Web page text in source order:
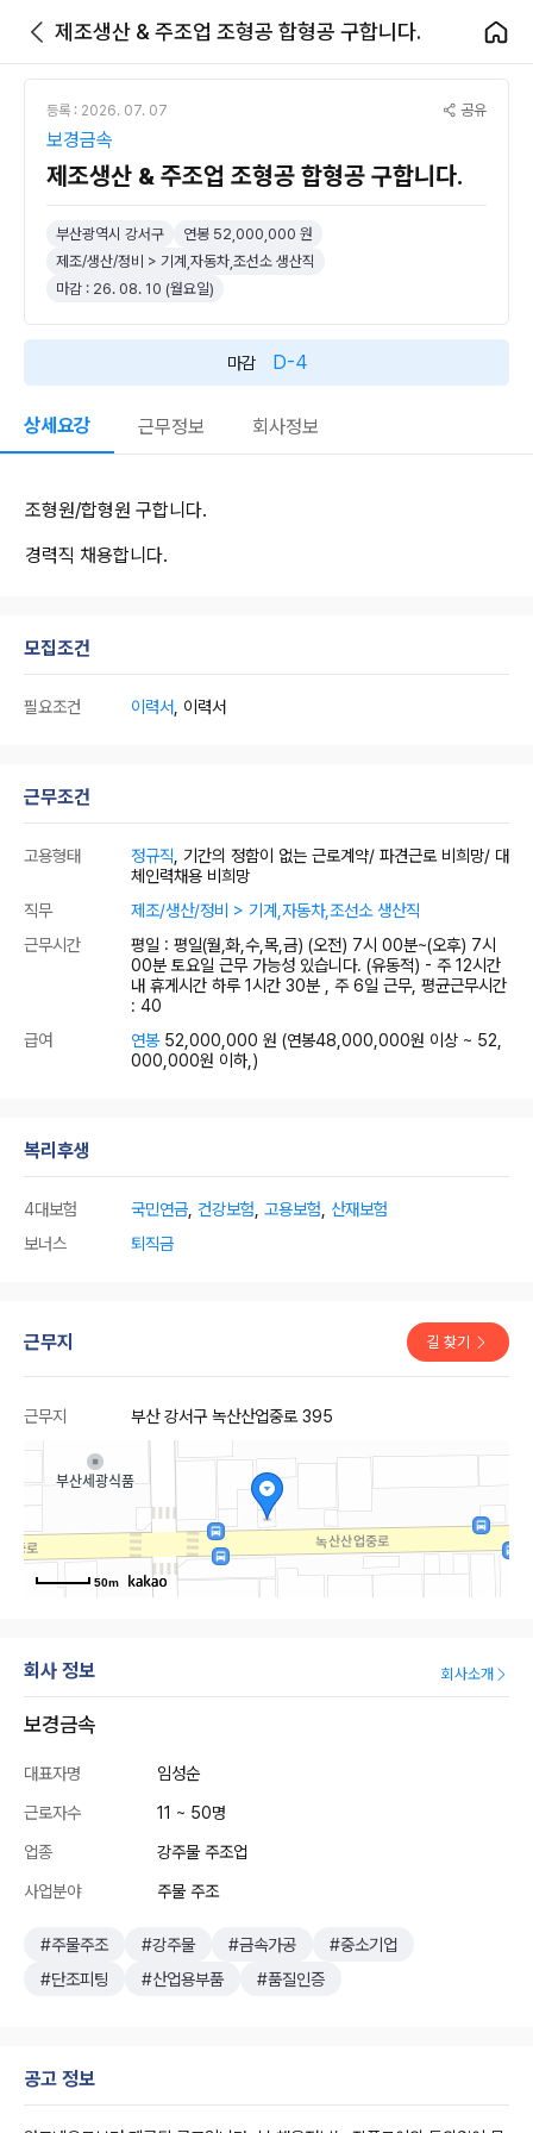
제조생산 & 주조업 조형공 합형공 구합니다.
등록 : 2026. 07. 07 공유
보경금속
제조생산 & 주조업 조형공 합형공 구합니다.
부산광역시 강서구
연봉 52,000,000 원
제조/생산/정비 > 기계,자동차,조선소 생산직
마감 : 26. 08. 10 (월요일)
마감 D-4
상세요강 근무정보 회사정보
조형원/합형원 구합니다.
경력직 채용합니다.
모집조건
필요조건 이력서 , 이력서
근무조건
고용형태 정규직 , 기간의 정함이 없는 근로계약/ 파견근로 비희망/ 대
체인력채용 비희망
직무
제조/생산/정비 > 기계,자동차,조선소 생산직
근무시간
평일 : 평일(월,화,수,목,금) (오전) 7시 00분~(오후) 7시
00분 토요일 근무 가능성 있습니다. (유동적) - 주 12시간
내 휴게시간 하루 1시간 30분 , 주 6일 근무, 평균근무시간
: 40
급여
연봉 52,000,000 원 (연봉48,000,000원 이상 ~ 52,
000,000원 이하,)
복리후생
4대보험 국민연금 건강보험 고용보험 산재보험
보너스
퇴직금
근무지 길 찾기
근무지 부산 강서구 녹산산업중로 395
50m
회사 정보 회사소개
보경금속
대표자명
임성순
근로자수
11 ~ 50명
업종
강주물 주조업
사업분야
주물 주조
#주물주조 #강주물 #금속가공
#중소기업
#단조피팅
#산업용부품 #품질인증
공고 정보